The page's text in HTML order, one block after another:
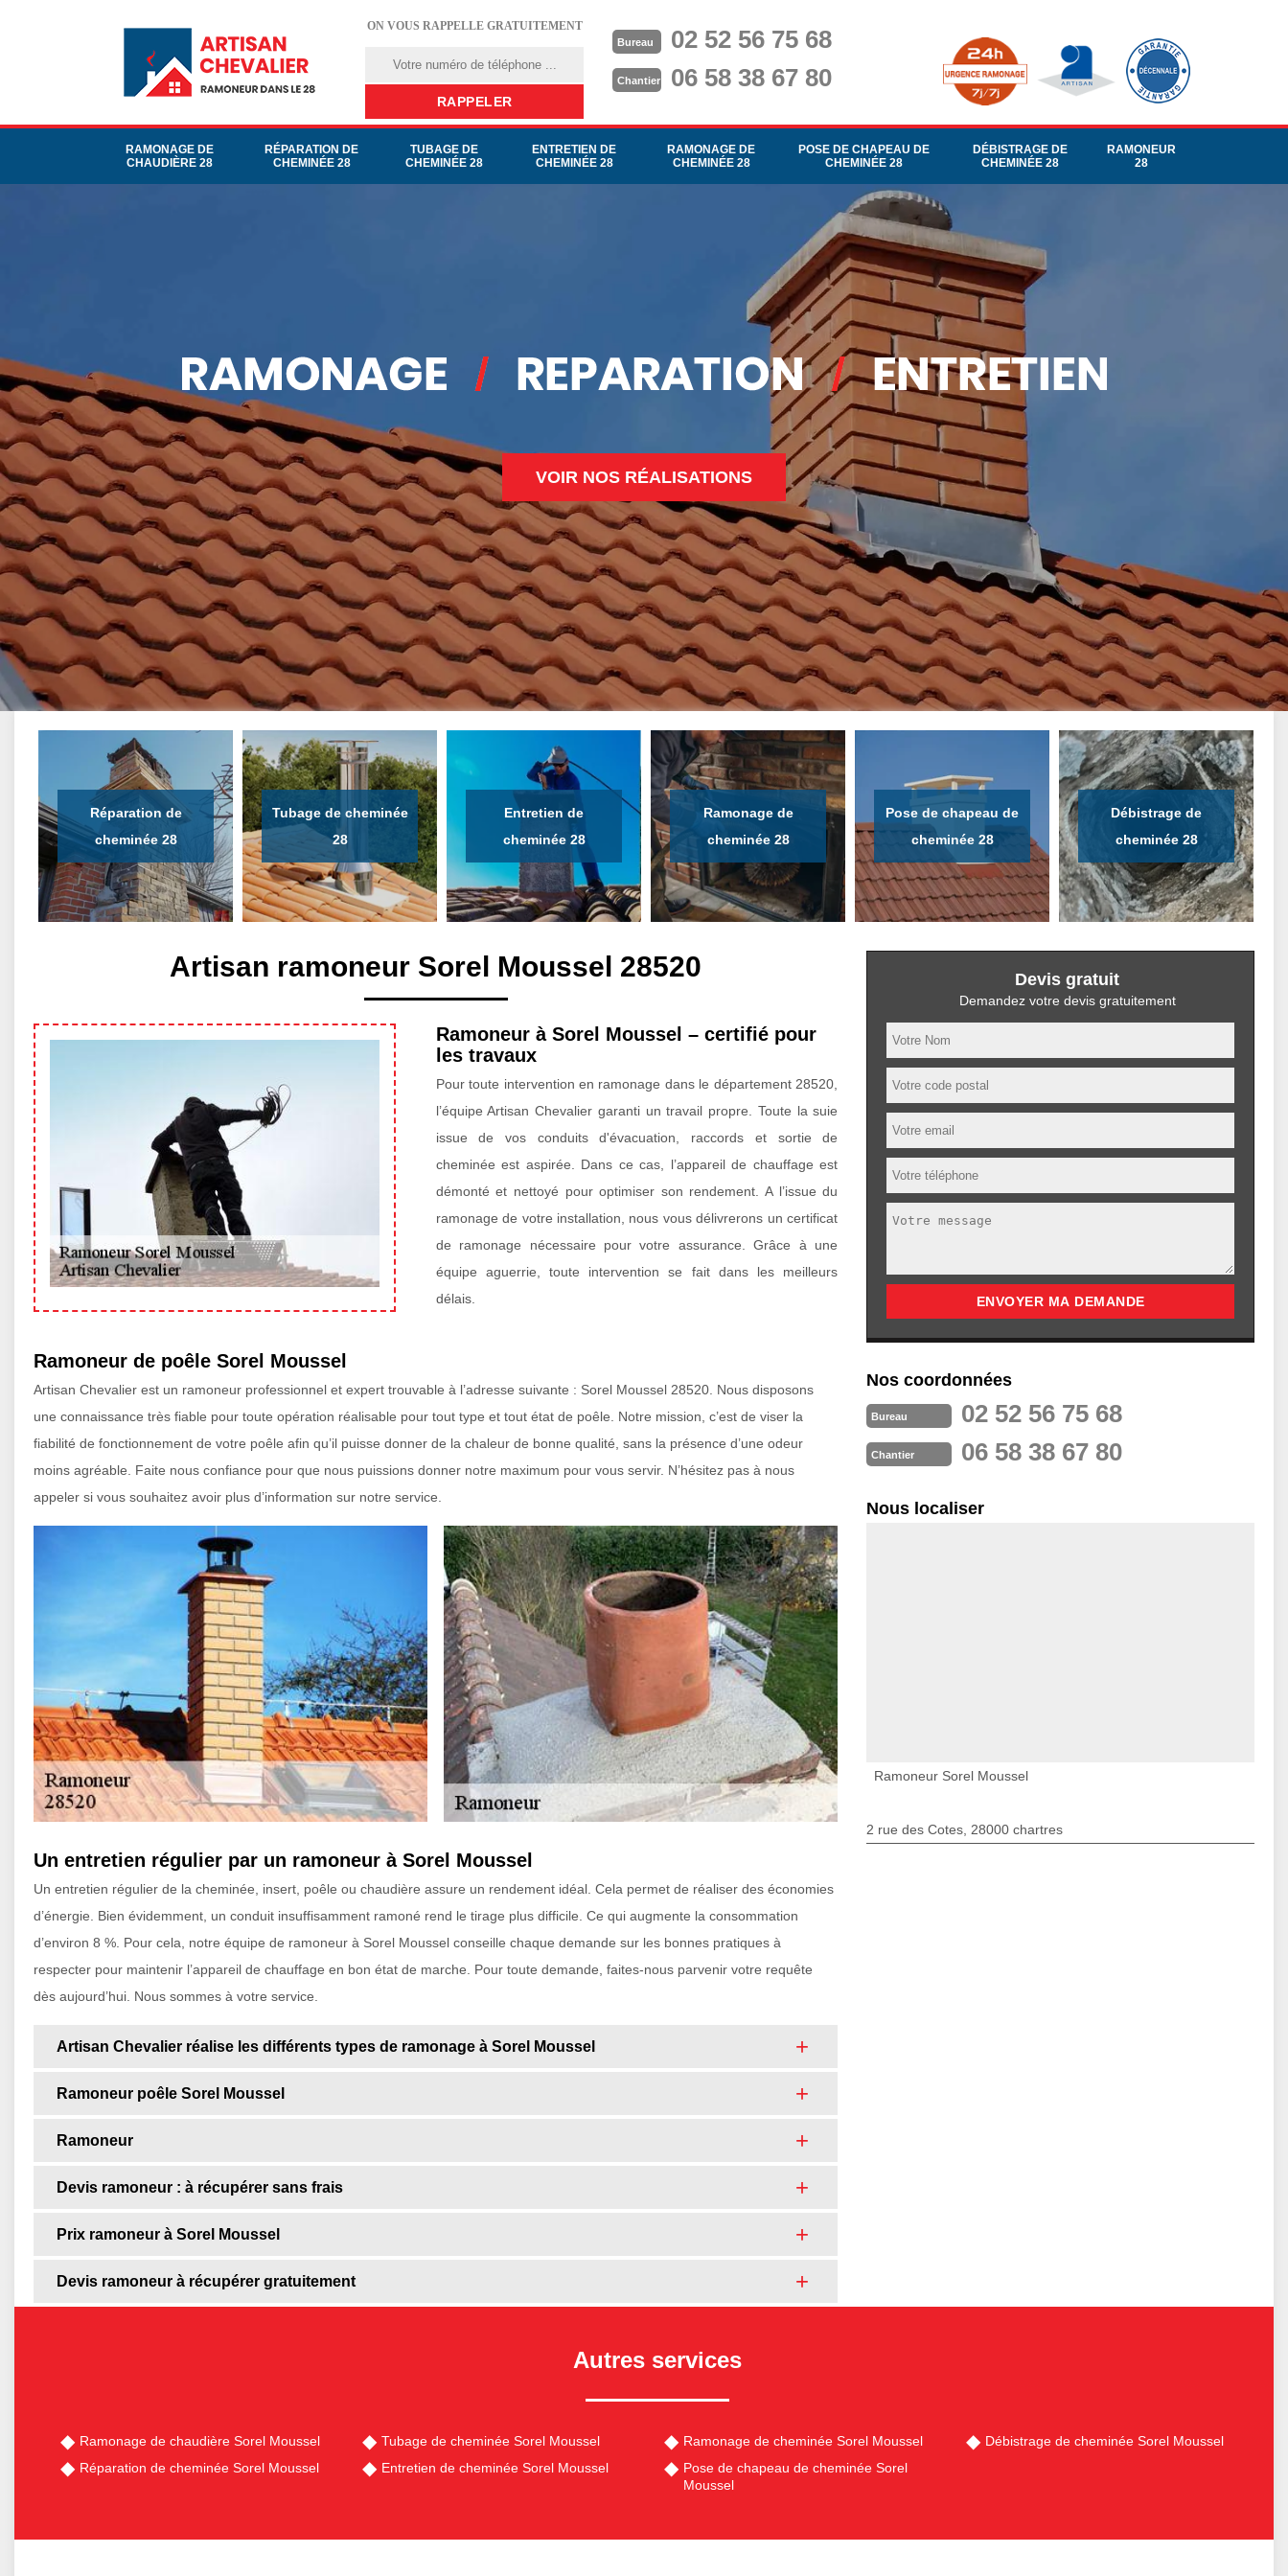
ON VOUS RAPPELLE GRATUITEMENT
Bureau 02 52 56 75 68
Chantier 06 58 38 67 80
RAMONAGE DE
CHAUDIÈRE 28
RÉPARATION DE
CHEMINÉE 28
TUBAGE DE
CHEMINÉE 28
ENTRETIEN DE
CHEMINÉE 28
RAMONAGE DE
CHEMINÉE 28
POSE DE CHAPEAU DE
CHEMINÉE 28
DÉBISTRAGE DE
CHEMINÉE 28
RAMONEUR
28
VOIR NOS RÉALISATIONS
Réparation de
cheminée 28
Tubage de cheminée
28
Entretien de
cheminée 28
Ramonage de
cheminée 28
Pose de chapeau de
cheminée 28
Débistrage de
cheminée 28
Artisan ramoneur Sorel Moussel 28520
Ramoneur à Sorel Moussel – certifié pour
les travaux
Pour toute intervention en ramonage dans le département 28520,
l’équipe Artisan Chevalier garanti un travail propre. Toute la suie
issue de vos conduits d'évacuation, raccords et sortie de
cheminée est aspirée. Dans ce cas, l’appareil de chauffage est
démonté et nettoyé pour optimiser son rendement. A l’issue du
ramonage de votre installation, nous vous délivrerons un certificat
de ramonage nécessaire pour votre assurance. Grâce à une
équipe aguerrie, toute intervention se fait dans les meilleurs
délais.
Ramoneur de poêle Sorel Moussel
Artisan Chevalier est un ramoneur professionnel et expert trouvable à l’adresse suivante : Sorel Moussel 28520. Nous disposons
une connaissance très fiable pour toute opération réalisable pour tout type et tout état de poêle. Notre mission, c’est de viser la
fiabilité de fonctionnement de votre poêle afin qu’il puisse donner de la chaleur de bonne qualité, sans la présence d’une odeur
moins agréable. Faite nous confiance pour que nous puissions donner notre maximum pour vous servir. N’hésitez pas à nous
appeler si vous souhaitez avoir plus d’information sur notre service.
Un entretien régulier par un ramoneur à Sorel Moussel
Un entretien régulier de la cheminée, insert, poêle ou chaudière assure un rendement idéal. Cela permet de réaliser des économies
d’énergie. Bien évidemment, un conduit insuffisamment ramoné rend le tirage plus difficile. Ce qui augmente la consommation
d’environ 8 %. Pour cela, notre équipe de ramoneur à Sorel Moussel conseille chaque demande sur les bonnes pratiques à
respecter pour maintenir l’appareil de chauffage en bon état de marche. Pour toute demande, faites-nous parvenir votre requête
dès aujourd’hui. Nous sommes à votre service.
Artisan Chevalier réalise les différents types de ramonage à Sorel Moussel
Ramoneur poêle Sorel Moussel
Ramoneur
Devis ramoneur : à récupérer sans frais
Prix ramoneur à Sorel Moussel
Devis ramoneur à récupérer gratuitement
Devis gratuit
Demandez votre devis gratuitement
Nos coordonnées
Bureau 02 52 56 75 68
Chantier 06 58 38 67 80
Nous localiser
Ramoneur Sorel Moussel
2 rue des Cotes, 28000 chartres
Autres services
Ramonage de chaudière Sorel Moussel
Réparation de cheminée Sorel Moussel
Tubage de cheminée Sorel Moussel
Entretien de cheminée Sorel Moussel
Ramonage de cheminée Sorel Moussel
Pose de chapeau de cheminée Sorel
Moussel
Débistrage de cheminée Sorel Moussel